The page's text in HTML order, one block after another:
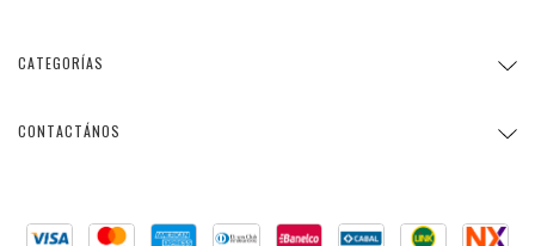
CATEGORÍAS
CONTACTÁNOS